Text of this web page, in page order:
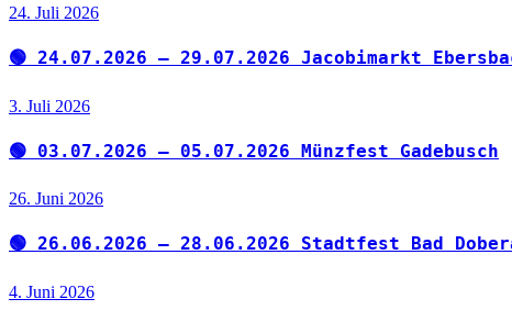
24. Juli 2026
🟢 24.07.2026 – 29.07.2026 Jacobimarkt
3. Juli 2026
🟢 03.07.2026 – 05.07.2026 Münzfest Gadebusch
26. Juni 2026
🟢 26.06.2026 – 28.06.2026 Stadtfest Bad
4. Juni 2026